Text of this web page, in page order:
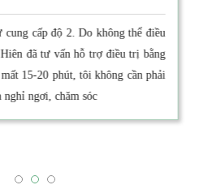
khác, Phòng khám áp dụng mô hình
tôi cảm thấy rất yên tâm để chia sẻ
nhạy cảm. Tại đây, tôi được hướng
siêu âm cần thiết trong các phòng
dùng máy sóng ngắn giúp tôi thấy